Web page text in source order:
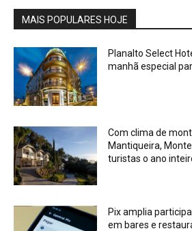
MAIS POPULARES HOJE
Planalto Select
manhã especial
Com clima de
Mantiqueira,
turistas o ano
Pix amplia
em bares e